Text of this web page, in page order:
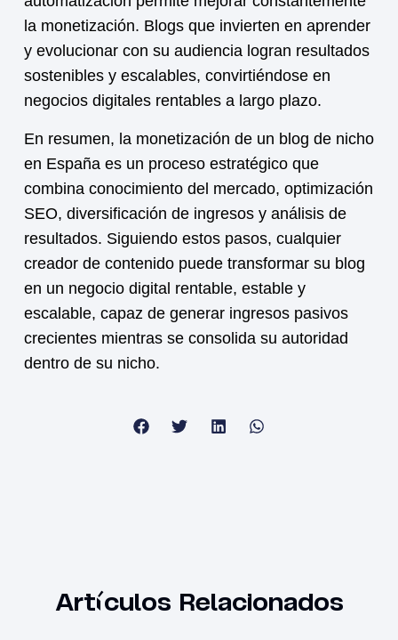
la monetización. Blogs que invierten en aprender
y evolucionar con su audiencia logran resultados
sostenibles y escalables, convirtiéndose en
negocios digitales rentables a largo plazo.
En resumen, la monetización de un blog de nicho
en España es un proceso estratégico que
combina conocimiento del mercado, optimización
SEO, diversificación de ingresos y análisis de
resultados. Siguiendo estos pasos, cualquier
creador de contenido puede transformar su blog
en un negocio digital rentable, estable y
escalable, capaz de generar ingresos pasivos
crecientes mientras se consolida su autoridad
dentro de su nicho.
Artículos Relacionados